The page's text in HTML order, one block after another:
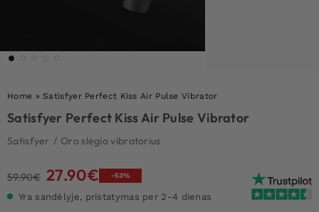
Home »Satisfyer Perfect Kiss Air Pulse Vibrator
Satisfyer Perfect Kiss Air Pulse Vibrator
Satisfyer / Oro slėgio vibratorius
59.90€ Original
was:
27.90€Current
-53%
Yra sandėlyje, pristatymas per 2-4 dienas